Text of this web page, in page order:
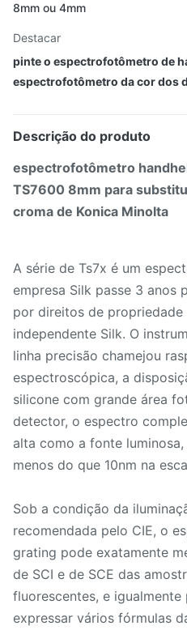
8mm ou 4mm
Destacar
pinte o espectrofotômetro de
espectrofotômetro da cor dos
Descrição do produto
espectrofotômetro
TS7600 8mm para
croma de Konica Minolta
A série de Ts7x é um
empresa Silk passe 3 anos
por direitos de
independente Silk. O
linha precisão chamejou
espectroscópica, a
silicone com grande área
detector, o espectro
alta como a fonte
menos do que 10nm na
Sob a condição da
recomendada pelo CIE, o
grating pode exatamente
de SCI e de SCE das
fluorescentes, e
expressar vários fórmulas